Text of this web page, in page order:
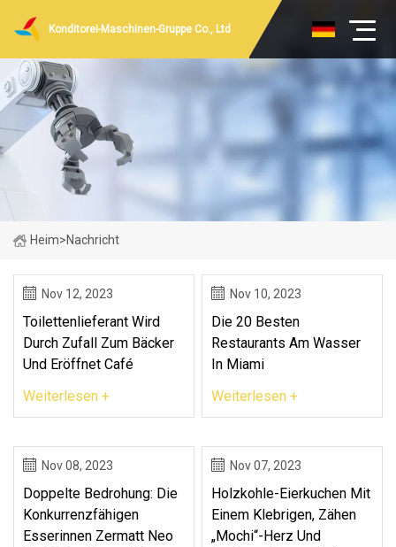
Konditorei-Maschinen-Gruppe Co., Ltd
Heim>Nachricht
Nov 12, 2023
Toilettenlieferant Wird
Durch Zufall Zum Bäcker
Und Eröffnet Café
Weiterlesen +
Nov 10, 2023
Die 20 Besten
Restaurants Am Wasser
In Miami
Weiterlesen +
Nov 08, 2023
Doppelte Bedrohung: Die
Konkurrenzfähigen
Esserinnen Zermatt Neo
Nov 07, 2023
Holzkohle-Eierkuchen Mit
Einem Klebrigen, Zähen
„Mochi“-Herz Und